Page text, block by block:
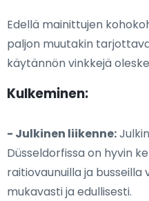
Edellä mainittujen
paljon muutakin
käytännön vinkkejä
Kulkeminen:
- Julkinen liikenne:
Düsseldorfissa on hyvin
raitiovaunuilla ja
mukavasti ja edullisesti.